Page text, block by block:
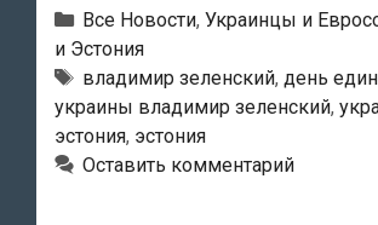
и
МИД
Эстонии
в
Рубрики
Все Новости, Украинцы и
и Эстония
Метки
владимир зеленский, день
украины владимир зеленский,
эстония, эстония
Оставить комментарий